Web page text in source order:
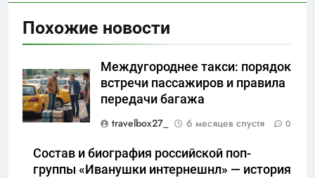
Похожие новости
Междугороднее такси: порядок
встречи пассажиров и правила
передачи багажа
travelbox27_
6 месяцев спустя 0
Состав и биография российской поп-
группы «Иванушки интернешнл» — история